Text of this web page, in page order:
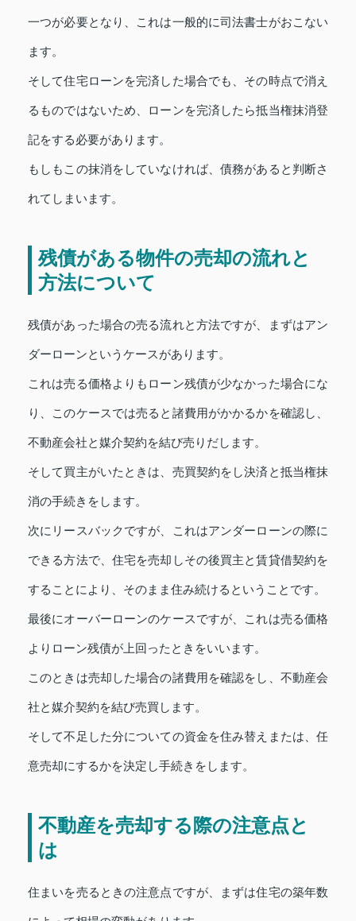
一つが必要となり、これは一般的に司法書士がおこない
ます。
そして住宅ローンを完済した場合でも、その時点で消え
るものではないため、ローンを完済したら抵当権抹消登
記をする必要があります。
もしもこの抹消をしていなければ、債務があると判断さ
れてしまいます。
残債がある物件の売却の流れと
方法について
残債があった場合の売る流れと方法ですが、まずはアン
ダーローンというケースがあります。
これは売る価格よりもローン残債が少なかった場合にな
り、このケースでは売ると諸費用がかかるかを確認し、
不動産会社と媒介契約を結び売りだします。
そして買主がいたときは、売買契約をし決済と抵当権抹
消の手続きをします。
次にリースバックですが、これはアンダーローンの際に
できる方法で、住宅を売却しその後買主と賃貸借契約を
することにより、そのまま住み続けるということです。
最後にオーバーローンのケースですが、これは売る価格
よりローン残債が上回ったときをいいます。
このときは売却した場合の諸費用を確認をし、不動産会
社と媒介契約を結び売買します。
そして不足した分についての資金を住み替えまたは、任
意売却にするかを決定し手続きをします。
不動産を売却する際の注意点と
は
住まいを売るときの注意点ですが、まずは住宅の築年数